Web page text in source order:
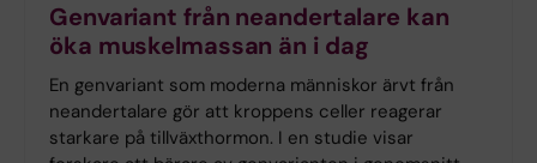
Genvariant från neandertalare kan
öka muskelmassan än i dag
En genvariant som moderna människor ärvt från
neandertalare gör att kroppens celler reagerar
starkare på tillväxthormon. I en studie visar